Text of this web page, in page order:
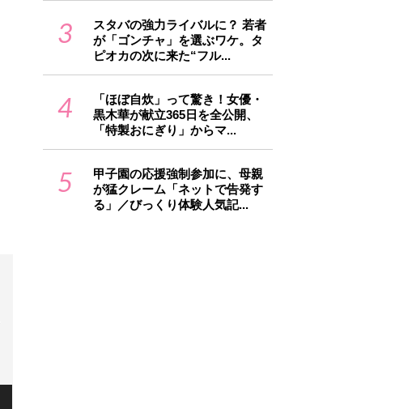
3
スタバの強力ライバルに？ 若者
が「ゴンチャ」を選ぶワケ。タ
ピオカの次に来た“フル...
4
「ほぼ自炊」って驚き！女優・
黒木華が献立365日を全公開、
「特製おにぎり」からマ...
5
甲子園の応援強制参加に、母親
が猛クレーム「ネットで告発す
る」／びっくり体験人気記...